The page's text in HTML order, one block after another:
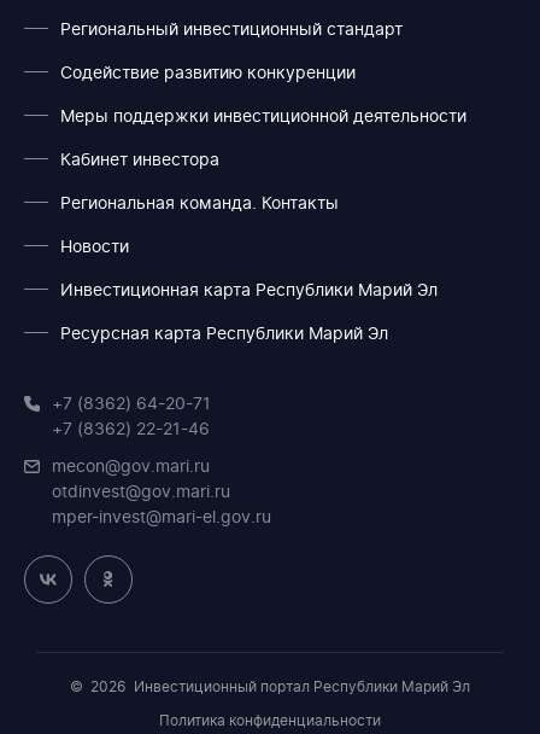
Региональный инвестиционный стандарт
Содействие развитию конкуренции
Меры поддержки инвестиционной деятельности
Кабинет инвестора
Региональная команда. Контакты
Новости
Инвестиционная карта Республики Марий Эл
Ресурсная карта Республики Марий Эл
+7 (8362) 64-20-71
+7 (8362) 22-21-46
mecon@gov.mari.ru
otdinvest@gov.mari.ru
mper-invest@mari-el.gov.ru
© 2026 Инвестиционный портал Республики Марий Эл
Политика конфиденциальности